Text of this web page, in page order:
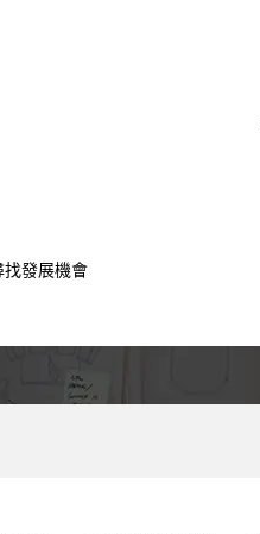
找發展機會 Your